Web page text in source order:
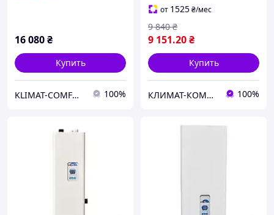
16 080₴
Купить
KLIMAT-COMFORT 100%
от 1525₴/мес
9 151.20₴
9 840 ₴
Купить
КЛИМАТ-КОМФОРТ 100%